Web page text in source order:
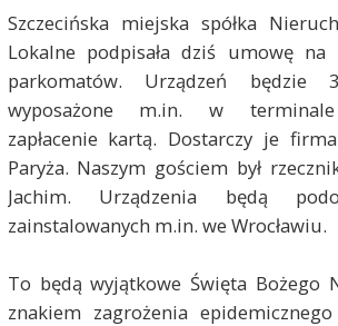
Szczecińska miejska spółka
Lokalne podpisała dziś umowę na
parkomatów. Urządzeń będzie
wyposażone m.in. w terminale
zapłacenie kartą. Dostarczy je
Paryża. Naszym gościem był
Jachim. Urządzenia będą
zainstalowanych m.in. we Wrocławiu.
To będą wyjątkowe Święta Bożego
znakiem zagrożenia